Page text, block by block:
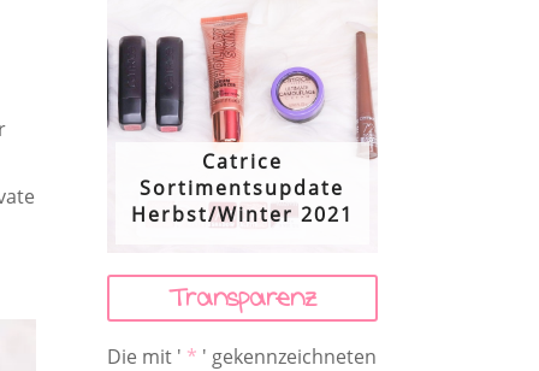
Catrice
Sortimentsupdate
Herbst/Winter 2021
Transparenz
Die mit ' * ' gekennzeichneten